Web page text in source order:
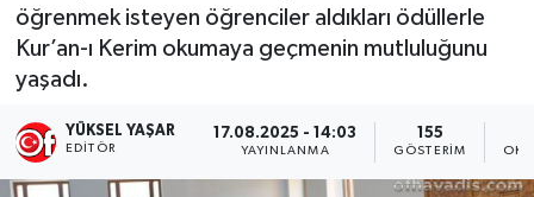
öğrenmek isteyen öğrenciler aldıkları ödüllerle
Kur’an-ı Kerim okumaya geçmenin mutluluğunu
yaşadı.
YÜKSEL YAŞAR
EDITÖR
17.08.2025 - 14:03
YAYINLANMA
155
GÖSTERIM
Tüm Manşetler
Haber Arşivi